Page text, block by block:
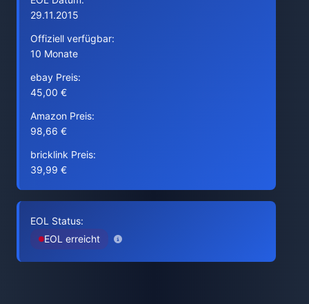
29.11.2015
Offiziell verfügbar:
10 Monate
ebay Preis:
45,00 €
Amazon Preis:
98,66 €
bricklink Preis:
39,99 €
EOL Status:
EOL erreicht